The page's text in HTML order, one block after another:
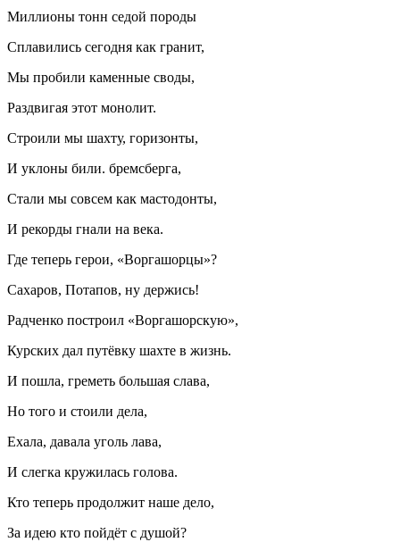
Миллионы тонн седой породы
Сплавились сегодня как гранит,
Мы пробили каменные своды,
Раздвигая этот монолит.
Строили мы шахту, горизонты,
И уклоны били. бремсберга,
Стали мы совсем как мастодонты,
И рекорды гнали на века.
Где теперь герои, «Воргашорцы»?
Сахаров, Потапов, ну держись!
Радченко построил «Воргашорскую»,
Курских дал путёвку шахте в жизнь.
И пошла, греметь большая слава,
Но того и стоили дела,
Ехала, давала уголь лава,
И слегка кружилась голова.
Кто теперь продолжит наше дело,
За идею кто пойдёт с душой?